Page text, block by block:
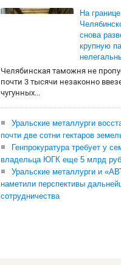
На границе
снова
крупную
Челябинская таможня не
почти 3 тысячи незаконно
чугунных...
Уральские металлурги
почти две сотни гектаров
Генпрокуратура требует у
владельца ЮГК еще 5 млрд
Уральские металлурги и
наметили перспективы
сотрудничества